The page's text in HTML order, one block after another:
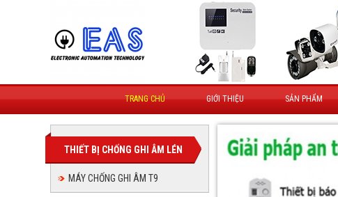
TRANG CHỦ GIỚI THIỆU SẢN PHẨM
THIẾT BỊ CHỐNG GHI ÂM LÉN
MÁY CHỐNG GHI ÂM T9